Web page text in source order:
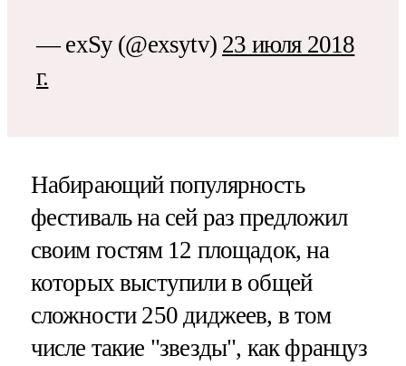
— exSy (@exsytv) 23 июля 2018
г.
Набирающий популярность
фестиваль на сей раз предложил
своим гостям 12 площадок, на
которых выступили в общей
сложности 250 диджеев, в том
числе такие "звезды", как француз